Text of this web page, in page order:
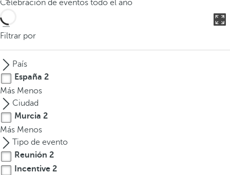
o
d
u
i
r
t
r
e
o
m
á
s
Celebración de eventos todo el año
Filtrar por
País
España 2
Más Menos
Ciudad
Murcia 2
Más Menos
Tipo de evento
Reunión 2
Incentive 2